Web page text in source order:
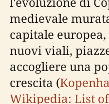
medievale
capitale
nuovi viali,
accogliere una
crescita (
Wikipedia: List